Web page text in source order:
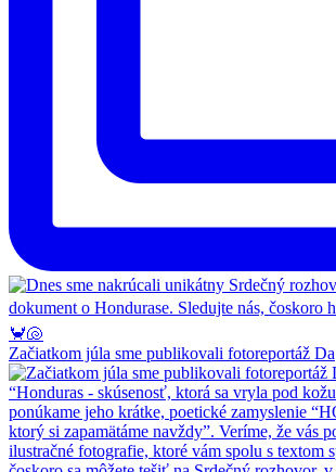
Začiatkom júla sme publikovali fotoreportáž Da